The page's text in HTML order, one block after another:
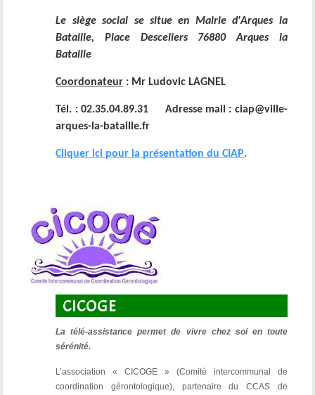
Le siège social se situe en Mairie d'Arques la
Bataille, Place Desceliers 76880 Arques la
Bataille
Coordonateur : Mr Ludovic LAGNEL
Tél. : 02.35.04.89.31 Adresse mail : ciap@ville-
arques-la-bataille.fr
Cliquer ici pour la présentation du CIAP.
CICOGE
La télé-assistance permet de vivre chez soi en toute
sérénité.
L’association « CICOGE » (Comité intercommunal de
coordination gérontologique), partenaire du CCAS de